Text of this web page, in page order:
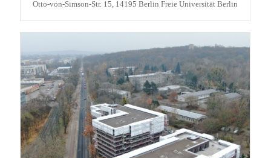
Otto-von-Simson-Str. 15, 14195 Berlin Freie Universität Berlin